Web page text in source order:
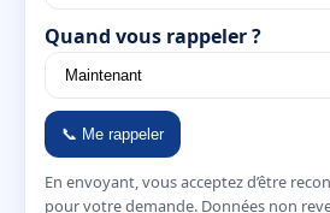
Quand vous rappeler ?
📞 Me rappeler
En envoyant, vous acceptez d’être
pour votre demande. Données non